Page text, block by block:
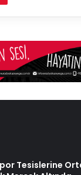
Tesislerine